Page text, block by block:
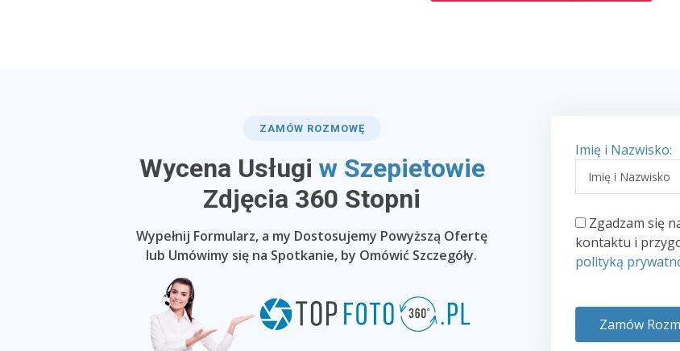
ZAMÓW ROZMOWĘ
Wycena Usługi w Szepietowie
​Zdjęcia 360 Stopni
Wypełnij Formularz, a my Dostosujemy Powyższą Ofertę
lub Umówimy się na Spotkanie, by Omówić Szczegóły.
Imię i Nazwisko:
Zgadzam się
kontaktu i
polityką
Zamów